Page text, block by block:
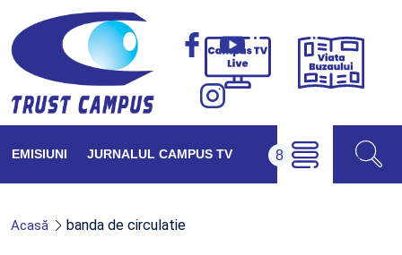
Campus
Viața
EMISIUNI JURNALUL CAMPUS TV
Acasă banda de circulatie